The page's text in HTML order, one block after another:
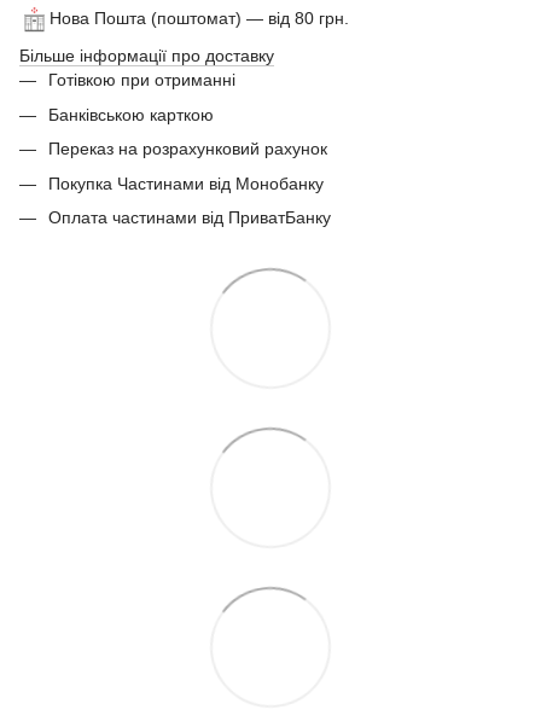
Нова Пошта (поштомат) — від 80 грн.
Більше інформації про доставку
Готівкою при отриманні
Банківською карткою
Переказ на розрахунковий рахунок
Покупка Частинами від Монобанку
Оплата частинами від ПриватБанку